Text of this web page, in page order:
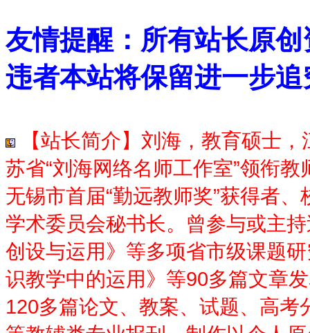
友情提醒：所有站长原
违者本站将保留进一步
【站长简介】刘海，教育硕士
苏省“刘海网络名师工作室”领衔
无锡市首届“勤远教师奖”获得者
学术委员会秘书长。曾参与或主
创设与运用》等多项省市级课题
识教学中的运用》等90多篇文章
120多篇论文、教案、试题、高